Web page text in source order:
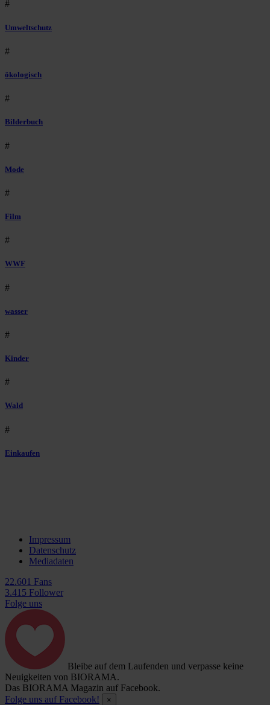
#
Umweltschutz
#
ökologisch
#
Bilderbuch
#
Mode
#
Film
#
WWF
#
wasser
#
Kinder
#
Wald
#
Einkaufen
Impressum
Datenschutz
Mediadaten
22.601 Fans
3.415 Follower
Folge uns
Bleibe auf dem Laufenden und verpasse keine
Neuigkeiten von BIORAMA.
Das BIORAMA Magazin auf Facebook.
Folge uns auf Facebook!
×